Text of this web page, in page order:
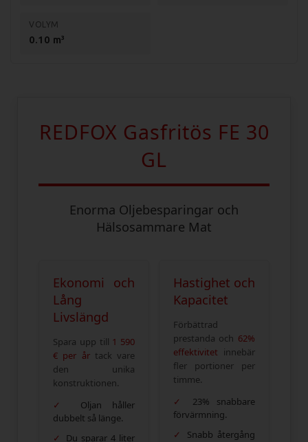
Effekt: 8 kW
Anslutning: Gas (naturgas eller gasol)
Kapacitet: 18 kg/tim
Temp: 50-190 grader
VOLYM
0.10 m³
REDFOX Gasfritös FE 30
GL
Enorma Oljebesparingar och
Hälsosammare Mat
Ekonomi och
Lång
Livslängd
Spara upp till 1 590
€ per årtack vare
den unika
konstruktionen.
✓
Oljan håller
dubbelt så länge.
✓
Du sparar 4 liter
Hastighet och
Kapacitet
Förbättrad
prestanda och 62%
effektivitet innebär
fler portioner per
timme.
✓
23% snabbare
förvärmning.
✓
Snabb återgång